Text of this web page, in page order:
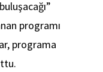
programı
programa